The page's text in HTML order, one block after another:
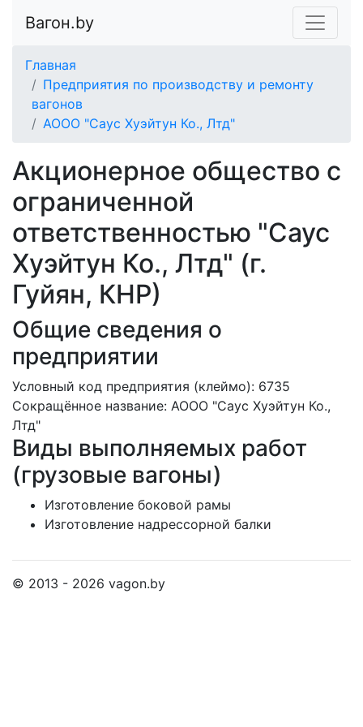
Вагон.by
Главная
Предприятия по производству и ремонту
вагонов
АООО "Саус Хуэйтун Ко., Лтд"
Акционерное общество с
ограниченной
ответственностью "Саус
Хуэйтун Ко., Лтд" (г.
Гуйян, КНР)
Общие сведения о
предприятии
Условный код предприятия (клеймо): 6735
Сокращённое название: АООО "Саус Хуэйтун Ко.,
Лтд"
Виды выполняемых работ
(грузовые вагоны)
Изготовление боковой рамы
Изготовление надрессорной балки
© 2013 - 2026 vagon.by